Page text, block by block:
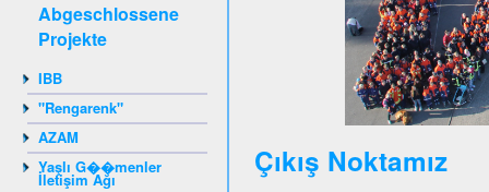
Abgeschlossene
Projekte
IBB
"Rengarenk"
AZAM
Yaşlı G��menler
İletişim Ağı
Çıkış Noktamız